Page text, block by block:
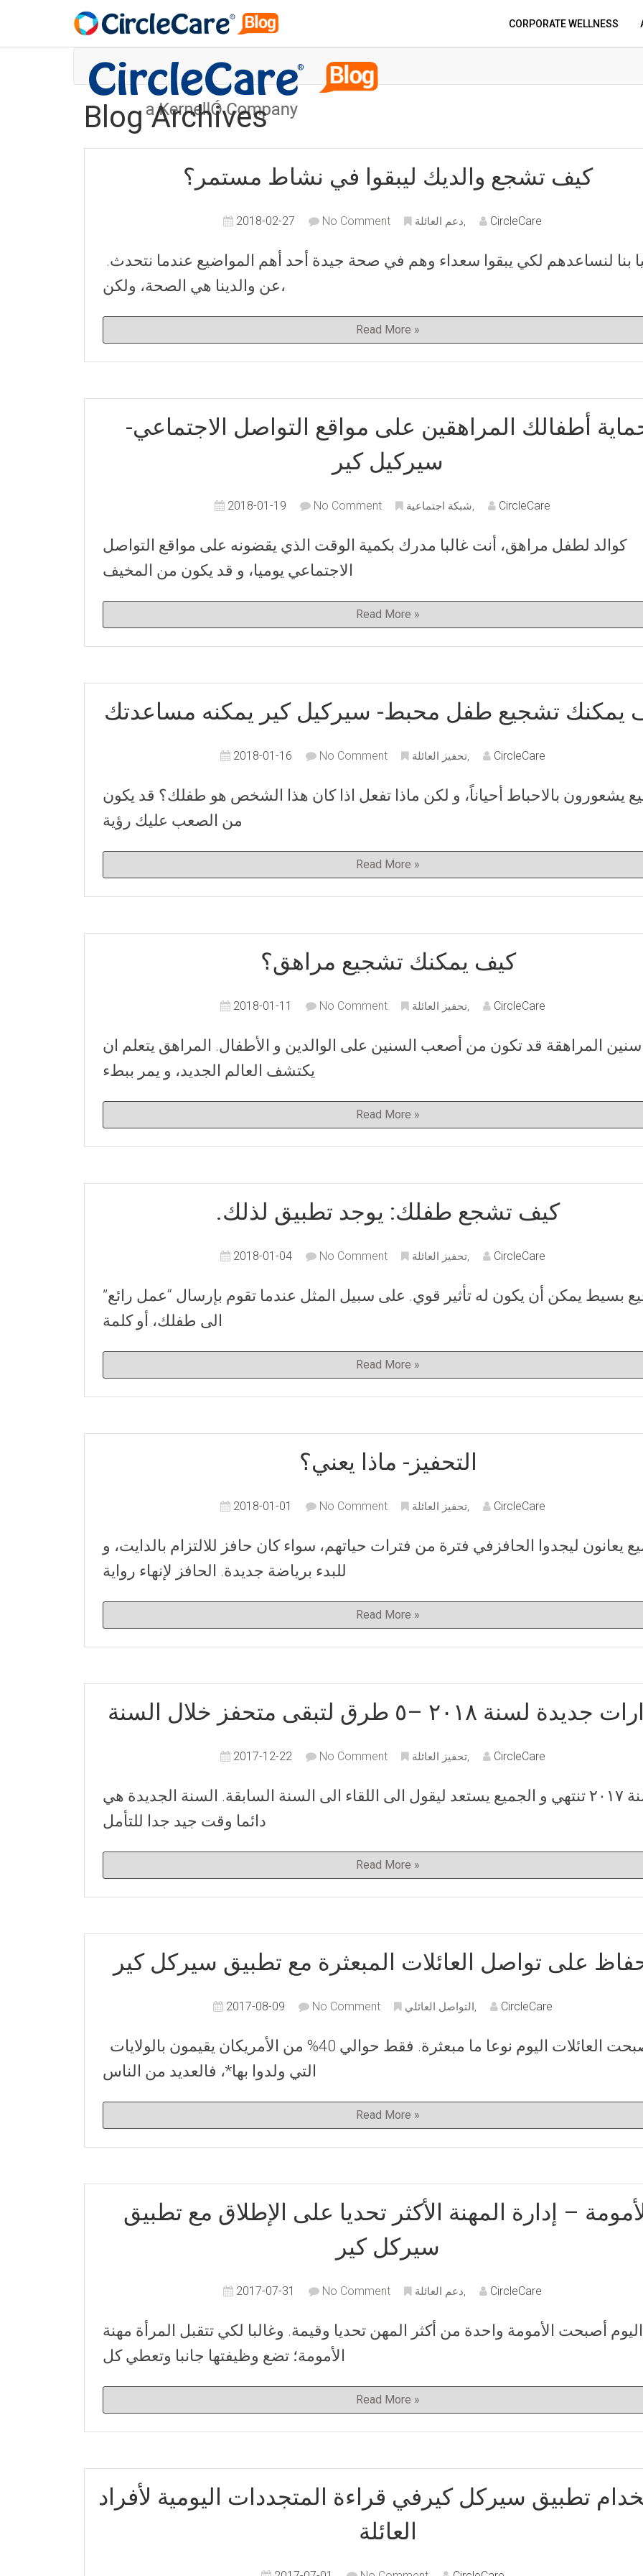
CORPORATE WELLNESS
Blog Archives
كيف تشجع والديك ليبقوا في نشاط مستمر؟
2018-02-27 No Comment دعم العائلة, CircleCare
.هيا بنا لنساعدهم لكي يبقوا سعداء وهم في صحة جيدة أحد أهم المواضيع عندما نتحدث
عن والدينا هي الصحة، ولكن،
Read More »
أطفالك المراهقين على مواقع التواصل الاجتماعي-
سيركيل كير
2018-01-19 No Comment شبكة اجتماعية, CircleCare
كوالد لطفل مراهق، أنت غالبا مدرك بكمية الوقت الذي يقضونه على مواقع التواصل
الاجتماعي يوميا، و قد يكون من المخيف
Read More »
يمكنك تشجيع طفل محبط- سيركيل كير يمكنه مساعدتك
2018-01-16 No Comment تحفيز العائلة, CircleCare
يشعورون بالاحباط أحياناً، و لكن ماذا تفعل اذا كان هذا الشخص هو طفلك؟ قد يكون
من الصعب عليك رؤية
Read More »
كيف يمكنك تشجيع مراهق؟
2018-01-11 No Comment تحفيز العائلة, CircleCare
سنين المراهقة قد تكون من أصعب السنين على الوالدين و الأطفال. المراهق يتعلم ان
يكتشف العالم الجديد، و يمر ببطء
Read More »
.كيف تشجع طفلك: يوجد تطبيق لذلك
2018-01-04 No Comment تحفيز العائلة, CircleCare
بسيط يمكن أن يكون له تأثير قوي. على سبيل المثل عندما تقوم بإرسال “عمل رائع”
الى طفلك، أو كلمة
Read More »
التحفيز- ماذا يعني؟
2018-01-01 No Comment تحفيز العائلة, CircleCare
يعانون ليجدوا الحافزفي فترة من فترات حياتهم، سواء كان حافز للالتزام بالدايت، و
للبدء برياضة جديدة. الحافز لإنهاء رواية
Read More »
لسنة ٢٠١٨ –٥ طرق لتبقى متحفز خلال السنة
2017-12-22 No Comment تحفيز العائلة, CircleCare
سنة ٢٠١٧ تنتهي و الجميع يستعد ليقول الى اللقاء الى السنة السابقة. السنة الجديدة هي
دائما وقت جيد جدا للتأمل
Read More »
على تواصل العائلات المبعثرة مع تطبيق سيركل كير
2017-08-09 No Comment التواصل العائلي, CircleCare
التي ولدوا بها*، فالعديد من الناس
Read More »
– إدارة المهنة الأكثر تحديا على الإطلاق مع تطبيق
سيركل كير
2017-07-31 No Comment دعم العائلة, CircleCare
اليوم أصبحت الأمومة واحدة من أكثر المهن تحديا وقيمة. وغالبا لكي تتقبل المرأة مهنة
الأمومة؛ تضع وظيفتها جانبا وتعطي كل
Read More »
تطبيق سيركل كيرفي قراءة المتجددات اليومية لأفراد
العائلة